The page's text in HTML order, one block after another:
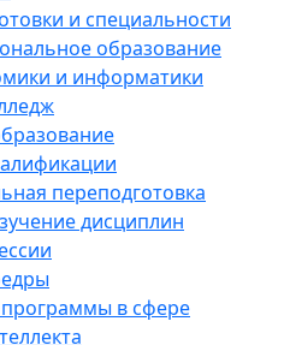
и специальности
образование
и информатики
переподготовка
дисциплин
в сфере